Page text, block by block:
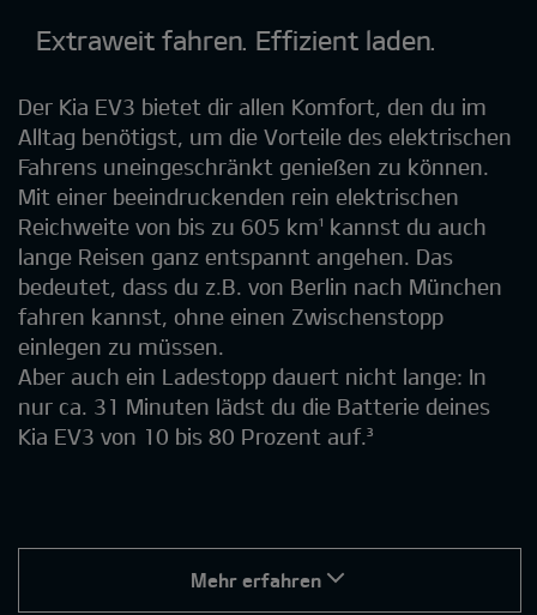
Extraweit fahren. Effizient laden.
Der Kia EV3 bietet dir allen Komfort, den du im
Alltag benötigst, um die Vorteile des elektrischen
Fahrens uneingeschränkt genießen zu können.
Mit einer beeindruckenden rein elektrischen
Reichweite von bis zu 605 km¹ kannst du auch
lange Reisen ganz entspannt angehen. Das
bedeutet, dass du z.B. von Berlin nach München
fahren kannst, ohne einen Zwischenstopp
einlegen zu müssen.
Aber auch ein Ladestopp dauert nicht lange: In
nur ca. 31 Minuten lädst du die Batterie deines
Kia EV3 von 10 bis 80 Prozent auf.³
Mehr erfahren